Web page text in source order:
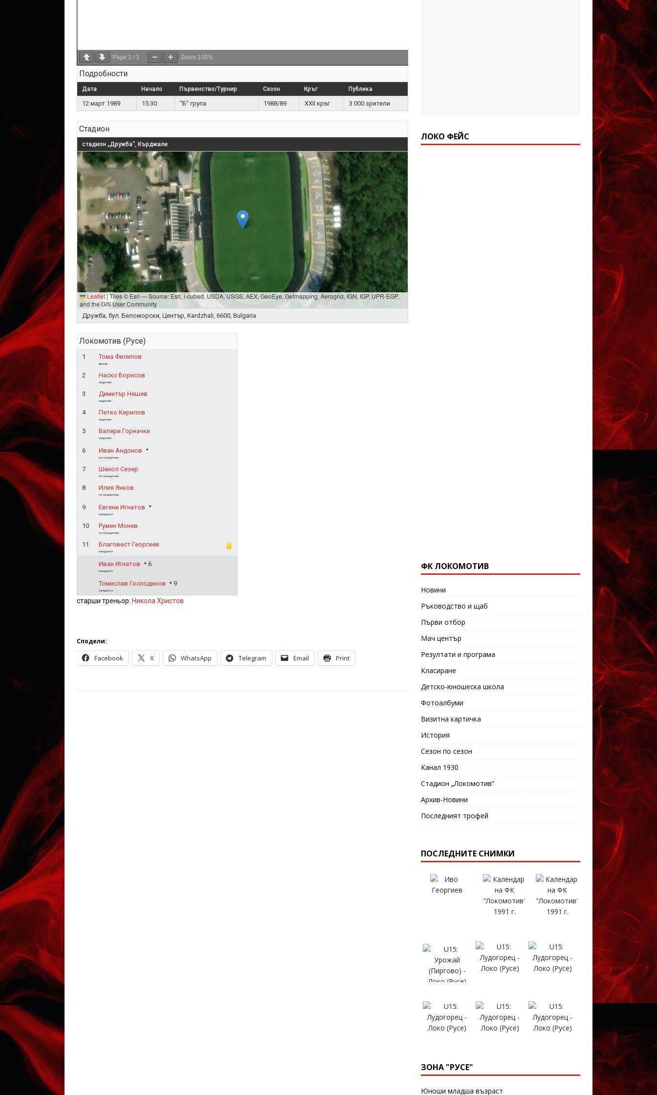
Page 1 / 1 Zoom 100%
Подробности
Дата Начало Първенство/Турнир Сезон Кръг Публика
12 март 1989 15:30 "Б" група 1988/89 XXII кръг 3 000 зрители
Стадион
стадион „Дружба“, Кърджали
Leaflet|Tiles © Esri — Source: Esri, i-cubed, USDA, USGS, AEX, GeoEye, Getmapping, Aerogrid, IGN, IGP, UPR-EGP,
and the GIS User Community
Дружба, бул. Беломорски, Център, Kardzhali, 6600, Bulgaria
Локомотив (Русе)
1 Тома Филипов
вратар
2 Наско Борисов
защитник
3 Димитър Нешев
защитник
4 Петко Кирилов
защитник
5 Валери Горначки
защитник
6 Иван Андонов
полузащитник
7 Шенол Сезер
полузащитник
8 Илия Янков
полузащитник
9 Евгени Игнатов
нападател
10 Румен Монев
полузащитник
11 Благовест Георгиев
нападател
Иван Игнатов 6
нападател
Томислав Господинов 9
нападател
старши треньор: Никола Христов
Сподели:
Facebook X WhatsApp Telegram Email Print
ЛОКО ФЕЙС
ФК ЛОКОМОТИВ
Новини
Ръководство и щаб
Първи отбор
Мач център
Резултати и програма
Класиране
Детско-юношеска школа
Фотоалбуми
Визитна картичка
История
Сезон по сезон
Канал 1930
Стадион „Локомотив“
Архив-Новини
Последният трофей
ПОСЛЕДНИТЕ СНИМКИ
ЗОНА "РУСЕ"
Юноши младша възраст